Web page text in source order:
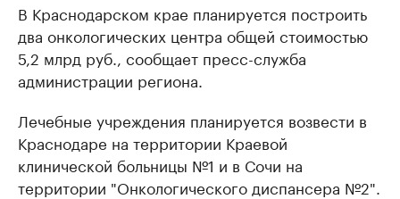
В Краснодарском крае планируется построить
два онкологических центра общей стоимостью
5,2 млрд руб., сообщает пресс-служба
администрации региона.
Лечебные учреждения планируется возвести в
Краснодаре на территории Краевой
клинической больницы №1 и в Сочи на
территории "Онкологического диспансера №2".